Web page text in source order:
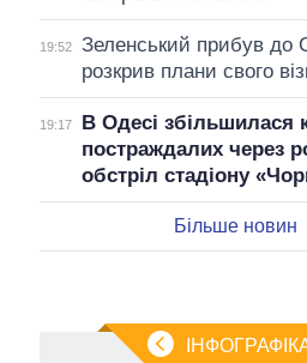
19:52
Зеленський прибув до
розкрив плани свого
19:17
В Одесі збільшилася
постраждалих через
обстріл стадіону
Більше новин